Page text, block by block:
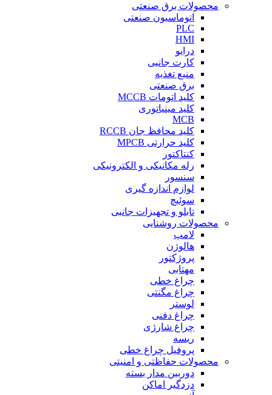
محصولات برق صنعتی
اتوماسیون صنعتی
PLC
HMI
درایو
کارت جانبی
منبع تغذیه
برق صنعتی
کلید اتومات MCCB
کلید مینیاتوری
MCB
کلید محافظ جان RCCB
کلید حرارتی MPCB
کنتاکتور
رله مکانیکی و الکترونیکی
سنسور
لوازم اندازه گیری
سوئیچ
تابلو و تجهیزات جانبی
محصولات روشنایی
لامپ
هالوژن
پروژکتور
مهتابی
چراغ خطی
چراغ مگنتی
لوستر
چراغ دفنی
چراغ شارژی
ریسه
پروفیل چراغ خطی
محصولات حفاظتی و امنیتی
دوربین مدار بسته
دزدگیر اماکن